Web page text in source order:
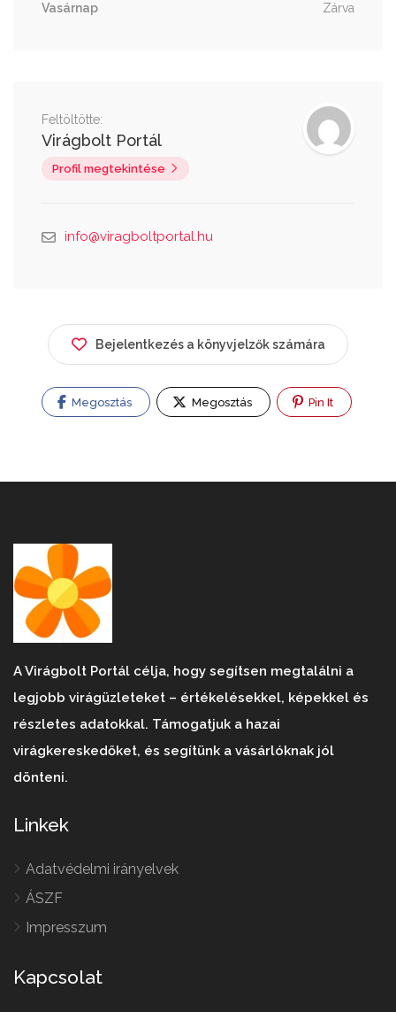
Vasárnap
Zárva
Feltöltötte:
Virágbolt Portál
Profil megtekintése
info@viragboltportal.hu
Bejelentkezés a könyvjelzők számára
Megosztás Megosztás Pin It
A Virágbolt Portál célja, hogy segítsen megtalálni a
legjobb virágüzleteket – értékelésekkel, képekkel és
részletes adatokkal. Támogatjuk a hazai
virágkereskedőket, és segítünk a vásárlóknak jól
dönteni.
Linkek
Adatvédelmi irányelvek
ÁSZF
Impresszum
Kapcsolat